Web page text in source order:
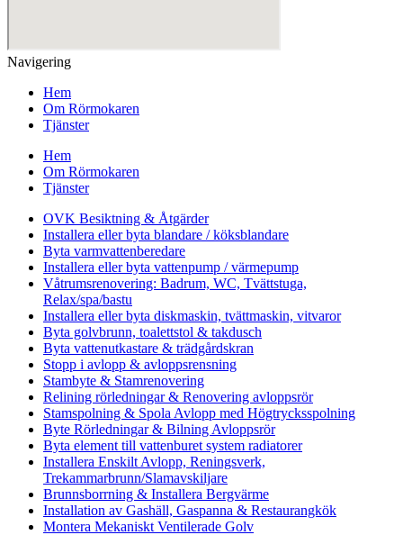
Navigering
Hem
Om Rörmokaren
Tjänster
Hem
Om Rörmokaren
Tjänster
OVK Besiktning & Åtgärder
Installera eller byta blandare / köksblandare
Byta varmvattenberedare
Installera eller byta vattenpump / värmepump
Våtrumsrenovering: Badrum, WC, Tvättstuga,
Relax/spa/bastu
Installera eller byta diskmaskin, tvättmaskin, vitvaror
Byta golvbrunn, toalettstol & takdusch
Byta vattenutkastare & trädgårdskran
Stopp i avlopp & avloppsrensning
Stambyte & Stamrenovering
Relining rörledningar & Renovering avloppsrör
Stamspolning & Spola Avlopp med Högtrycksspolning
Byte Rörledningar & Bilning Avloppsrör
Byta element till vattenburet system radiatorer
Installera Enskilt Avlopp, Reningsverk,
Trekammarbrunn/Slamavskiljare
Brunnsborrning & Installera Bergvärme
Installation av Gashäll, Gaspanna & Restaurangkök
Montera Mekaniskt Ventilerade Golv